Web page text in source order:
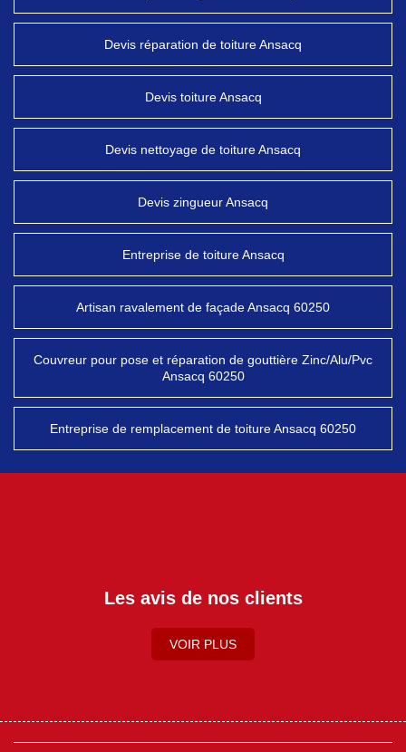
Devis réparation de toiture Ansacq
Devis toiture Ansacq
Devis nettoyage de toiture Ansacq
Devis zingueur Ansacq
Entreprise de toiture Ansacq
Artisan ravalement de façade Ansacq 60250
Couvreur pour pose et réparation de gouttière Zinc/Alu/Pvc
Ansacq 60250
Entreprise de remplacement de toiture Ansacq 60250
Les avis de nos clients
VOIR PLUS